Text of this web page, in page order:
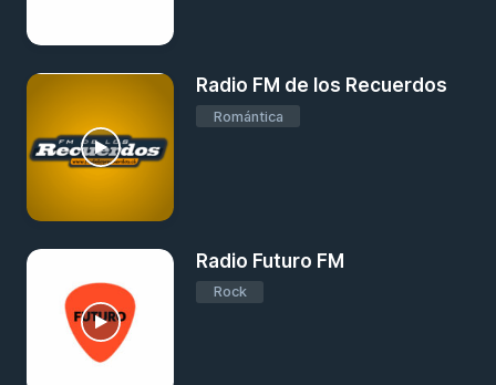
Radio FM de los Recuerdos
Romántica
Radio Futuro FM
Rock